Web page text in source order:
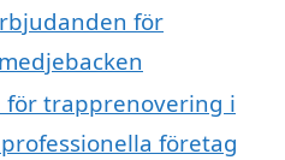
för
för trapprenovering i
företag